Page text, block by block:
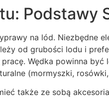
Podstawy
na lód. Niezbędne
od grubości lodu i
Wędka powinna
(mormyszki,
także ze sobą